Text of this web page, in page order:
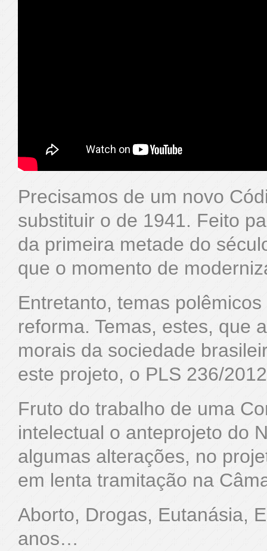
Precisamos de um novo
substituir o de 1941. Feito
da primeira metade do
que o momento de
Entretanto, temas
reforma. Temas, estes, que
morais da sociedade
este projeto, o PLS 236/
Fruto do trabalho de uma
intelectual o anteprojeto do
algumas alterações, no
em lenta tramitação na
Aborto, Drogas, Eutanásia,
anos…